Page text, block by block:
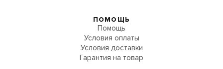
ПОМОЩЬ
Помощь
Условия оплаты
Условия доставки
Гарантия на товар